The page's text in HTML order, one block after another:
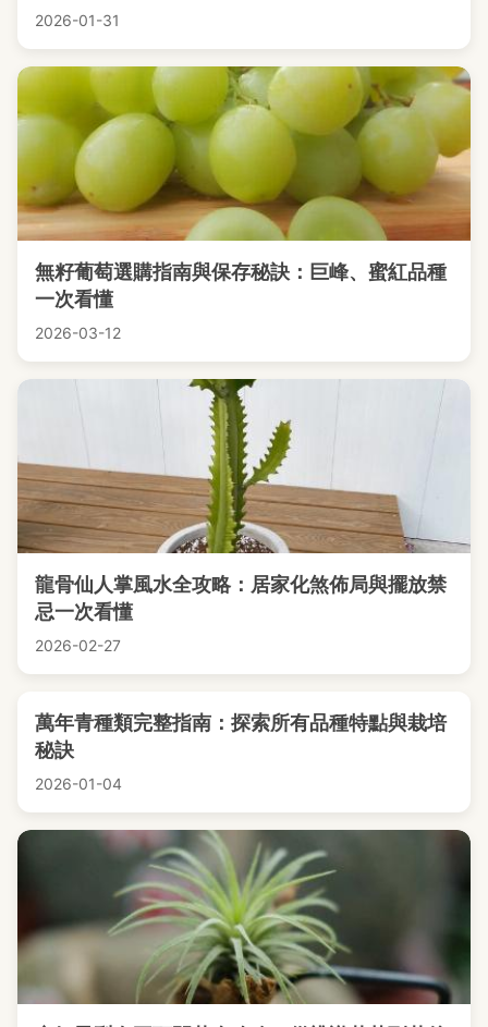
2026-01-31
無籽葡萄選購指南與保存秘訣：巨峰、蜜紅品種
一次看懂
2026-03-12
龍骨仙人掌風水全攻略：居家化煞佈局與擺放禁
忌一次看懂
2026-02-27
萬年青種類完整指南：探索所有品種特點與栽培
秘訣
2026-01-04